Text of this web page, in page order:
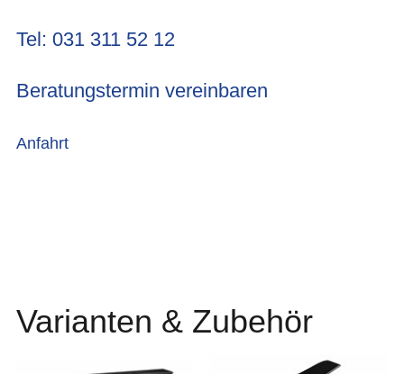
Tel: 031 311 52 12
Beratungstermin vereinbaren
Anfahrt
Varianten & Zubehör